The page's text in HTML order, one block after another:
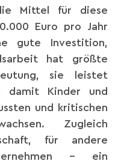
Mittel für diese
Euro pro Jahr
gute Investition,
hat größte
sie leistet
damit Kinder und
und kritischen
Zugleich
für andere
– ein